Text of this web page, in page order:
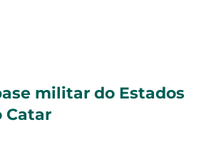
militar do Estados
Catar